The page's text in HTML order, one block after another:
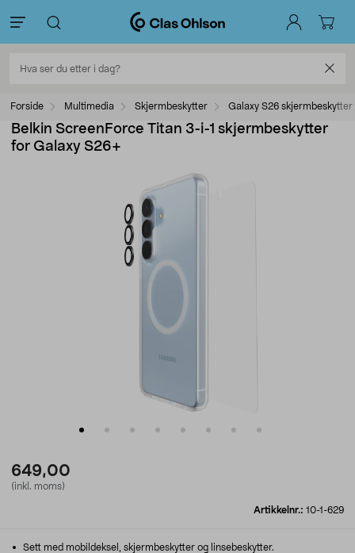
Forside Multimedia Skjermbeskytter Galaxy S26 skjermbeskytter
Belkin ScreenForce Titan 3-i-1 skjermbeskytter
for Galaxy S26+
649,00
(inkl. moms)
Artikkelnr.: 10-1-629
Sett med mobildeksel, skjermbeskytter og linsebeskytter.